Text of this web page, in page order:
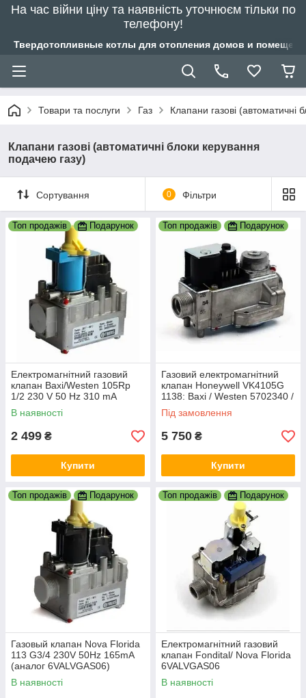
На час війни ціну та наявність уточнюєм тільки по
телефону!
Твердотопливные котлы для отопления домов и
Товари та послуги Газ Клапани газові (автоматичні
Клапани газові (автоматичні блоки керування
подачею газу)
Сортування 0 Фільтри
Топ продажів Подарунок
Електромагнітний газовий
клапан Baxi/Westen 105Rp
1/2 230 V 50 Hz 310 mA
(Аналог VK 4105 M)
В наявності
2 499 ₴
Купити
Топ продажів Подарунок
Газовий електромагнітний
клапан Honeywell VK4105G
1138: Baxi / Westen 5702340 /
Quasar D / Bosch / Junkers
Під замовлення
5 750 ₴
Купити
Топ продажів Подарунок
Газовый клапан Nova Florida
113 G3/4 230V 50Hz 165mA
(аналог 6VALVGAS06)
FONDITAL, ALPHATHERM
В наявності
Топ продажів Подарунок
Електромагнітний газовий
клапан Fondital/ Nova Florida
6VALVGAS06
В наявності